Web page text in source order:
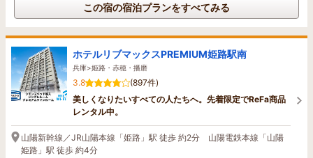
この宿の宿泊プランをすべてみる
ホテルリブマックスPREMIUM姫路駅南
兵庫>姫路・赤穂・播磨
3.8
(897件)
美しくなりたいすべての人たちへ。先着限定でReFa商品
レンタル中。
山陽新幹線／JR山陽本線「姫路」駅 徒歩 約2分 山陽電鉄本線「山陽
姫路」駅 徒歩 約4分